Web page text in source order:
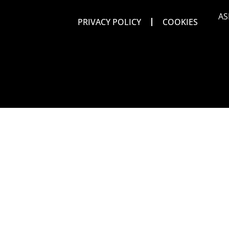
PRIVACY POLICY COOKIES